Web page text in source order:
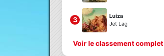
3
Luiza
Jet Lag
Voir le classement complet